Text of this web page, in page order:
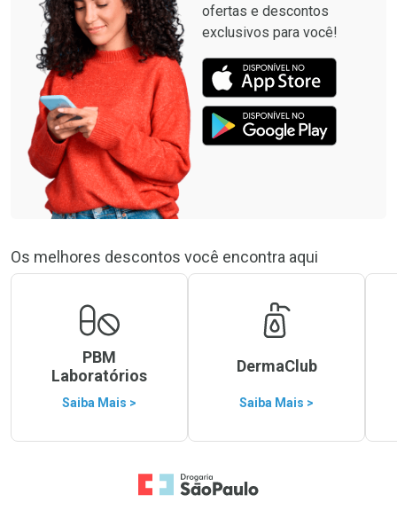
ofertas e descontos
exclusivos para você!
Os melhores descontos você encontra aqui
PBM
Laboratórios
Saiba Mais >
DermaClub
Saiba Mais >
Ir para a Home